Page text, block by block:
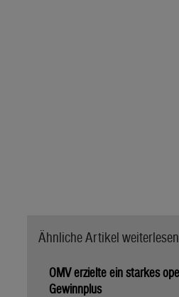
Ähnliche Artikel weiterlesen
OMV erzielte ein starkes
Gewinnplus